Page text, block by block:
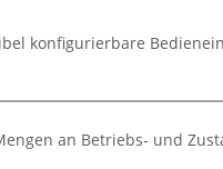
konfigurierbare
an Betriebs- und